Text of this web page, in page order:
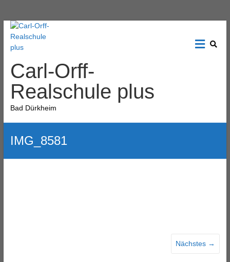
Carl-Orff-
Realschule plus
Bad Dürkheim
IMG_8581
Nächstes →